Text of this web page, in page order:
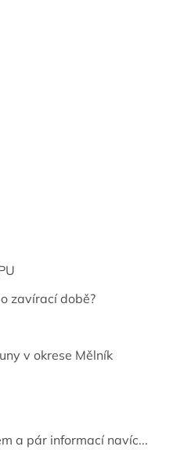
zavírací době?
v okrese Mělník
a pár informací navíc...